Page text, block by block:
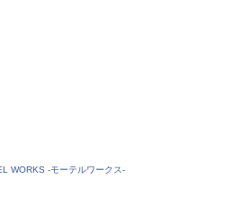
WORKS -モーテルワークス-